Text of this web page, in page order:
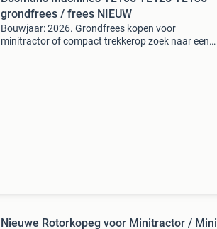
grondfrees / frees NIEUW
Bouwjaar: 2026. Grondfrees kopen voor
minitractor of compact trekkerop zoek naar een
Nieuwe Rotorkopeg voor Minitractor / Mini